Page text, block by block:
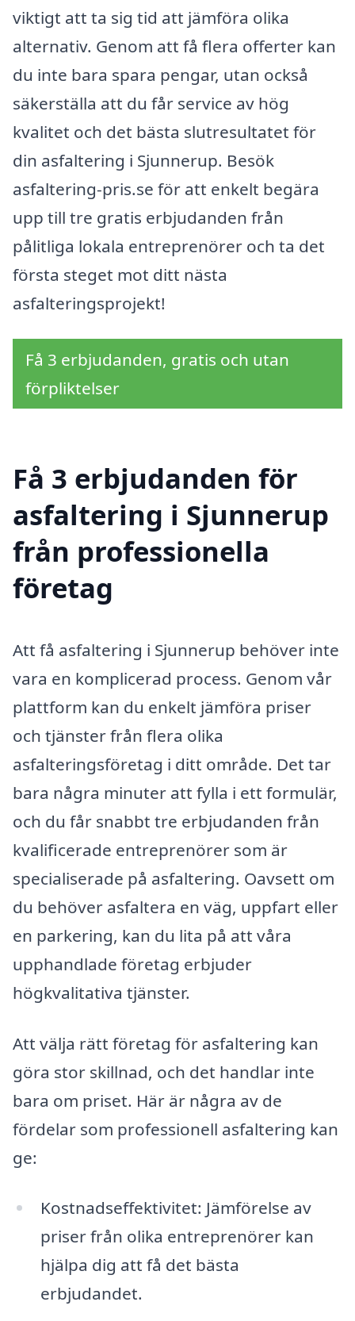
viktigt att ta sig tid att jämföra olika
alternativ. Genom att få flera offerter kan
du inte bara spara pengar, utan också
säkerställa att du får service av hög
kvalitet och det bästa slutresultatet för
din asfaltering i Sjunnerup. Besök
asfaltering-pris.se för att enkelt begära
upp till tre gratis erbjudanden från
pålitliga lokala entreprenörer och ta det
första steget mot ditt nästa
asfalteringsprojekt!
Få 3 erbjudanden, gratis och utan
förpliktelser
Få 3 erbjudanden för
asfaltering i Sjunnerup
från professionella
företag
Att få asfaltering i Sjunnerup behöver inte
vara en komplicerad process. Genom vår
plattform kan du enkelt jämföra priser
och tjänster från flera olika
asfalteringsföretag i ditt område. Det tar
bara några minuter att fylla i ett formulär,
och du får snabbt tre erbjudanden från
kvalificerade entreprenörer som är
specialiserade på asfaltering. Oavsett om
du behöver asfaltera en väg, uppfart eller
en parkering, kan du lita på att våra
upphandlade företag erbjuder
högkvalitativa tjänster.
Att välja rätt företag för asfaltering kan
göra stor skillnad, och det handlar inte
bara om priset. Här är några av de
fördelar som professionell asfaltering kan
ge:
Kostnadseffektivitet: Jämförelse av
priser från olika entreprenörer kan
hjälpa dig att få det bästa
erbjudandet.